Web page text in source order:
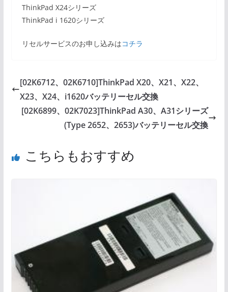
ThinkPad X24シリーズ
ThinkPad i 1620シリーズ
リセルサービスのお申し込みはコチラ
[02K6712、02K6710]ThinkPad X20、X21、X22、
X23、X24、i1620バッテリーセル交換
[02K6899、02K7023]ThinkPad A30、A31シリーズ
(Type 2652、2653)バッテリーセル交換
こちらもおすすめ